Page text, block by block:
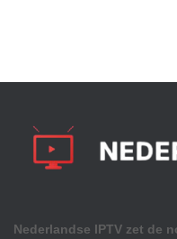
Nederlandse IPTV zet de